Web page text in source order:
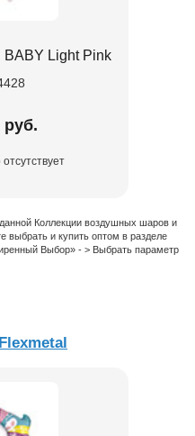
Light Pink
руб.
Коллекции воздушных шаров и
выбрать и купить оптом в разделе
Выбор» - > Выбрать параметр